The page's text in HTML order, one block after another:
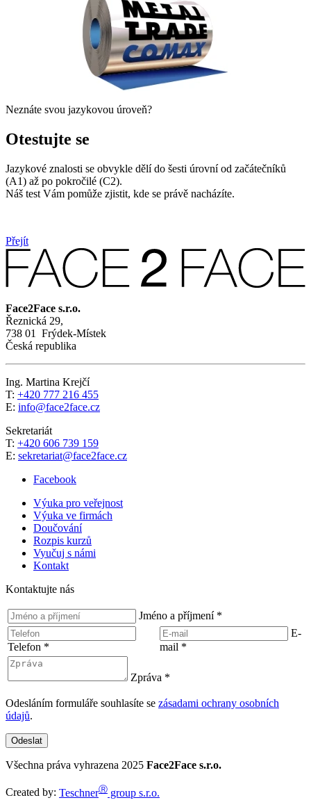
Neznáte svou jazykovou úroveň?
Otestujte se
Jazykové znalosti se obvykle dělí do šesti úrovní od začátečníků
(A1) až po pokročilé (C2).
Náš test Vám pomůže zjistit, kde se právě nacházíte.
Přejít
Face2Face s.r.o.
Řeznická 29,
738 01 Frýdek-Místek
Česká republika
Ing. Martina Krejčí
T: +420 777 216 455
E: info@face2face.cz
Sekretariát
T: +420 606 739 159
E: sekretariat@face2face.cz
Facebook
Výuka pro veřejnost
Výuka ve firmách
Doučování
Rozpis kurzů
Vyučuj s námi
Kontakt
Kontaktujte nás
Jméno a příjmení *
Telefon *
E-
mail *
Zpráva *
Odesláním formuláře souhlasíte se zásadami ochrany osobních
údajů.
Odeslat
Všechna práva vyhrazena 2025 Face2Face s.r.o.
Created by: TeschnerⓇ group s.r.o.